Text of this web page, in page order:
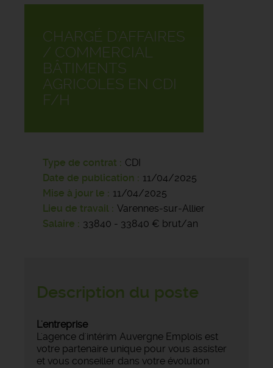
CHARGÉ D'AFFAIRES
/ COMMERCIAL
BÂTIMENTS
AGRICOLES EN CDI
F/H
Type de contrat
CDI
Date de publication
11/04/2025
Mise à jour le
11/04/2025
Lieu de travail
Varennes-sur-Allier
Salaire
33840 - 33840 € brut/an
Description du poste
L'entreprise
L'agence d'intérim Auvergne Emplois est
votre partenaire unique pour vous assister
et vous conseiller dans votre évolution